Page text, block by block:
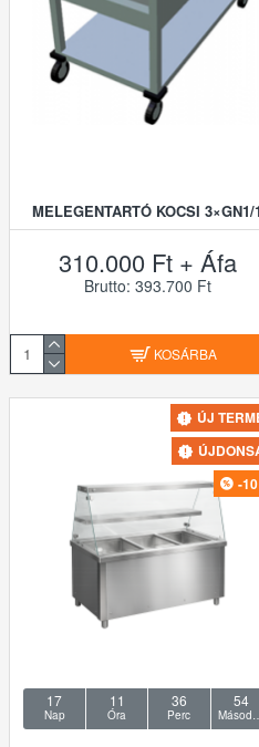
MELEGENTARTÓ KOCSI 3×GN1/1
310.000 Ft + Áfa
Brutto: 393.700 Ft
KOSÁRBA
ÚJ
-
17
Nap
11
Óra
36
Perc
53